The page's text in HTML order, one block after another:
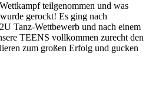
teilgenommen und was
gerockt! Es ging nach
Tanz-Wettbewerb und nach einem
TEENS vollkommen zurecht den
zum großen Erfolg und gucken